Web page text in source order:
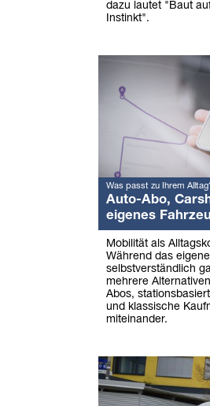
dazu lautet "Baut
Instinkt".
Was passt zu Ihrem
Auto-Abo,
eigenes
Mobilität als
Während das
selbstverständlich
mehrere
Abos,
und klassische
miteinander.